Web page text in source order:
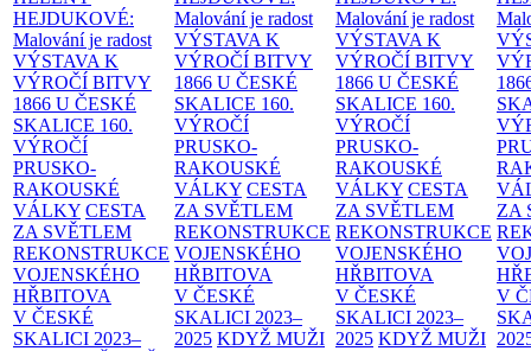
HEJDUKOVÉ:
Malování je radost
VÝSTAVA K
VÝROČÍ BITVY
1866 U ČESKÉ
SKALICE 160.
VÝROČÍ
PRUSKO-
RAKOUSKÉ
VÁLKY CESTA
ZA SVĚTLEM
REKONSTRUKCE
VOJENSKÉHO
HŘBITOVA
V ČESKÉ
SKALICI 2023–
Malování je radost
VÝSTAVA K
VÝROČÍ BITVY
1866 U ČESKÉ
SKALICE 160.
VÝROČÍ
PRUSKO-
RAKOUSKÉ
VÁLKY CESTA
ZA SVĚTLEM
REKONSTRUKCE
VOJENSKÉHO
HŘBITOVA
V ČESKÉ
SKALICI 2023–
2025 KDYŽ MUŽI
Malování je radost
VÝSTAVA K
VÝROČÍ BITVY
1866 U ČESKÉ
SKALICE 160.
VÝROČÍ
PRUSKO-
RAKOUSKÉ
VÁLKY CESTA
ZA SVĚTLEM
REKONSTRUKCE
VOJENSKÉHO
HŘBITOVA
V ČESKÉ
SKALICI 2023–
2025 KDYŽ MUŽI
ZA
V